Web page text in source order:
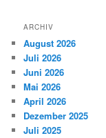
ARCHIV
August 2026
Juli 2026
Juni 2026
Mai 2026
April 2026
Dezember 2025
Juli 2025